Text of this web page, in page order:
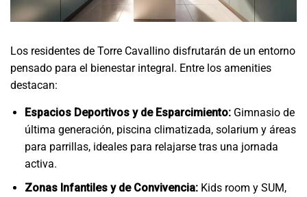
Los residentes de Torre Cavallino disfrutarán de un entorno
pensado para el bienestar integral. Entre los amenities
destacan:
Espacios Deportivos y de Esparcimiento:Gimnasio de
última generación, piscina climatizada, solarium y áreas
para parrillas, ideales para relajarse tras una jornada
activa.
Zonas Infantiles y de Convivencia:Kids room y SUM,